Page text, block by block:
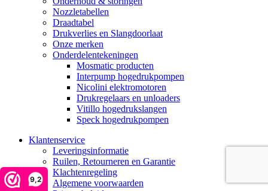
9,2
Nozzletabellen
Draadtabel
Drukverlies en Slangdoorlaat
Onze merken
Onderdelentekeningen
Mosmatic producten
Interpump hogedrukpompen
Nicolini elektromotoren
Drukregelaars en unloaders
Vitillo hogedrukslangen
Speck hogedrukpompen
Klantenservice
Leveringsinformatie
Ruilen, Retourneren en Garantie
Klachtenregeling
Algemene voorwaarden